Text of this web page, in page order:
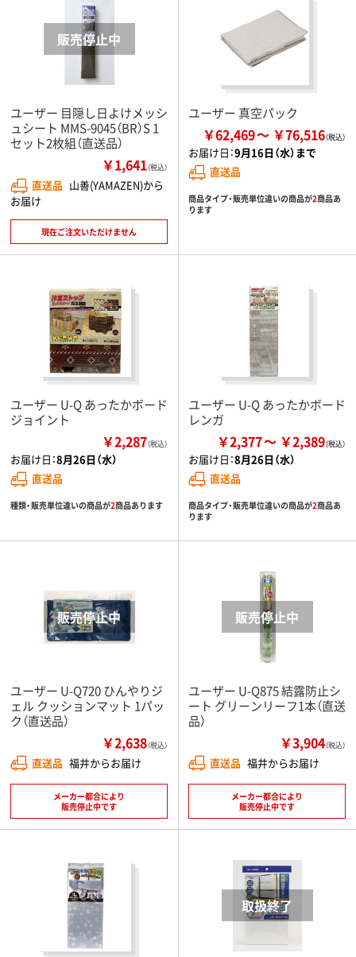
ユーザー 目隠し日よけメッシ
ュシート MMS-9045（BR）S 1
セット2枚組（直送品）
￥1,641（税込）
直送品 山善(YAMAZEN)から
お届け
現在ご注文いただけません
ユーザー 真空パック
￥62,469 ￥76,516
お届け日：9月16日（水）まで
直送品
商品タイプ・販売単位違いの商品が2商品あ
ります
ユーザー U-Q あったかボード
ジョイント
￥2,287（税込）
お届け日：8月26日（水）
直送品
種類・販売単位違いの商品が2商品あります
ユーザー U-Q あったかボード
レンガ
￥2,377 ￥2,389
お届け日：8月26日（水）
直送品
商品タイプ・販売単位違いの商品が2商品あ
ります
ユーザー U-Q720 ひんやりジ
ェル クッションマット 1パッ
ク（直送品）
￥2,638（税込）
直送品 福井からお届け
メーカー都合により
販売停止中です
ユーザー U-Q875 結露防止シ
ート グリーンリーフ1本（直送
品）
￥3,904（税込）
直送品 福井からお届け
メーカー都合により
販売停止中です